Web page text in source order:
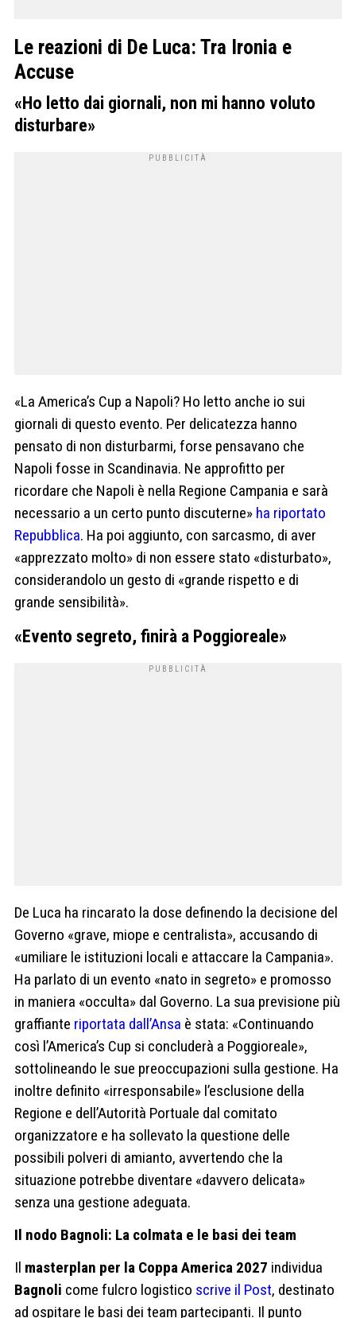
Le reazioni di De Luca: Tra Ironia e
Accuse
«Ho letto dai giornali, non mi hanno voluto
disturbare»
«La America’s Cup a Napoli? Ho letto anche io sui
giornali di questo evento. Per delicatezza hanno
pensato di non disturbarmi, forse pensavano che
Napoli fosse in Scandinavia. Ne approfitto per
ricordare che Napoli è nella Regione Campania e sarà
necessario a un certo punto discuterne» ha riportato
Repubblica. Ha poi aggiunto, con sarcasmo, di aver
«apprezzato molto» di non essere stato «disturbato»,
considerandolo un gesto di «grande rispetto e di
grande sensibilità».
«Evento segreto, finirà a Poggioreale»
De Luca ha rincarato la dose definendo la decisione del
Governo «grave, miope e centralista», accusando di
«umiliare le istituzioni locali e attaccare la Campania».
Ha parlato di un evento «nato in segreto» e promosso
in maniera «occulta» dal Governo. La sua previsione più
graffiante riportata dall’Ansa è stata: «Continuando
così l’America’s Cup si concluderà a Poggioreale»,
sottolineando le sue preoccupazioni sulla gestione. Ha
inoltre definito «irresponsabile» l’esclusione della
Regione e dell’Autorità Portuale dal comitato
organizzatore e ha sollevato la questione delle
possibili polveri di amianto, avvertendo che la
situazione potrebbe diventare «davvero delicata»
senza una gestione adeguata.
Il nodo Bagnoli: La colmata e le basi dei team
Il masterplan per la Coppa America 2027 individua
Bagnoli come fulcro logistico scrive il Post, destinato
ad ospitare le basi dei team partecipanti. Il punto